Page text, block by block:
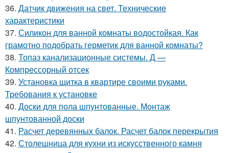
36. Датчик движения на свет. Технические
характеристики
37. Силикон для ванной комнаты водостойкая. Как
грамотно подобрать герметик для ванной комнаты?
38. Топаз канализационные системы. Д —
Компрессорный отсек
39. Установка щитка в квартире своими руками.
Требования к установке
40. Доски для пола шпунтованные. Монтаж
шпунтованной доски
41. Расчет деревянных балок. Расчет балок перекрытия
42. Столешница для кухни из искусственного камня